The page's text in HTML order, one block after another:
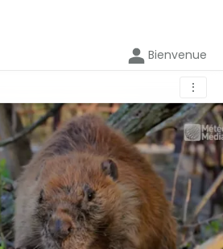
Bienvenue
⋮